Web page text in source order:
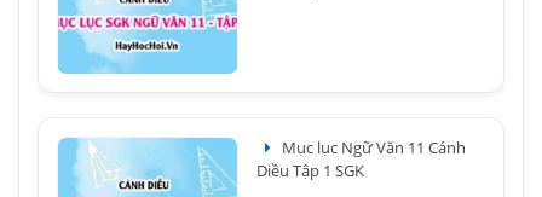
Mục lục Ngữ Văn 11 Cánh
Diều Tập 1 SGK